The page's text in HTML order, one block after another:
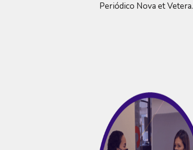
Periódico Nova et Vetera.